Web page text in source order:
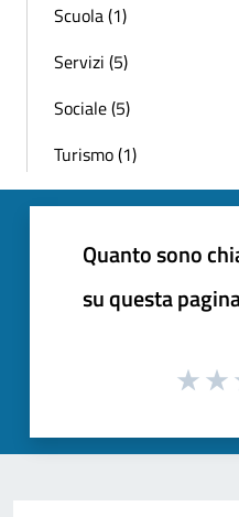
Scuola (1)
Servizi (5)
Sociale (5)
Turismo (1)
Quanto sono
su questa